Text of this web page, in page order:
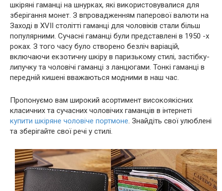
шкіряні гаманці на шнурках, які використовувалися для
зберігання монет. З впровадженням паперової валюти на
Заході в XVII столітті гаманці для чоловіків стали більш
популярними. Сучасні гаманці були представлені в 1950 -х
роках. З того часу було створено безліч варіацій,
включаючи екзотичну шкіру в паризькому стилі, застібку-
липучку та чоловічі гаманці з ланцюгами. Тонкі гаманці в
передній кишені вважаються модними в наш час.
Пропонуємо вам широкий асортимент високоякісних
класичних та сучасних чоловічих гаманців в інтернеті
купити шкіряне чоловіче портмоне. Знайдіть свої улюблені
та зберігайте свої речі у стилі.